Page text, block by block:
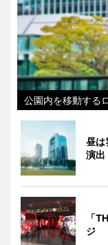
公園内を移動する
昼は
演出
「
ジ